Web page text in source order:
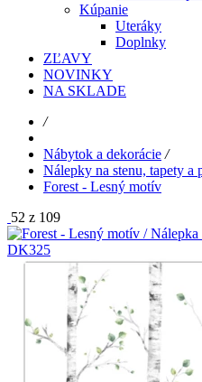
Kúpanie
Uteráky
Doplnky
ZĽAVY
NOVINKY
NA SKLADE
/
Nábytok a dekorácie /
Nálepky na stenu, tapety a
Forest - Lesný motív
52 z 109